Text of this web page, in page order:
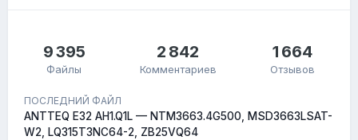
9 395
Файлы
2 842
Комментариев
1 664
Отзывов
ПОСЛЕДНИЙ ФАЙЛ
ANTTEQ E32 AH1.Q1L — NTM3663.4G500, MSD3663LSAT-
W2, LQ315T3NC64-2, ZB25VQ64